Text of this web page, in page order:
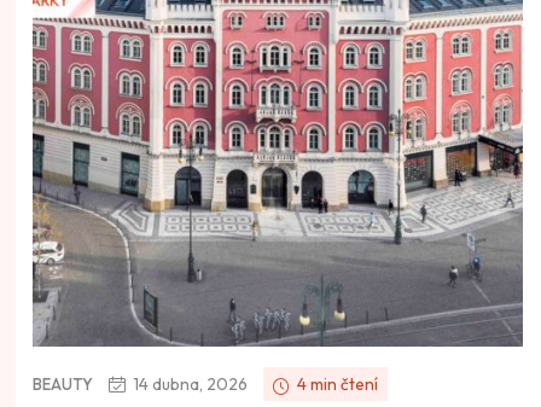
BEAUTY 14 dubna, 2026 4 min čtení